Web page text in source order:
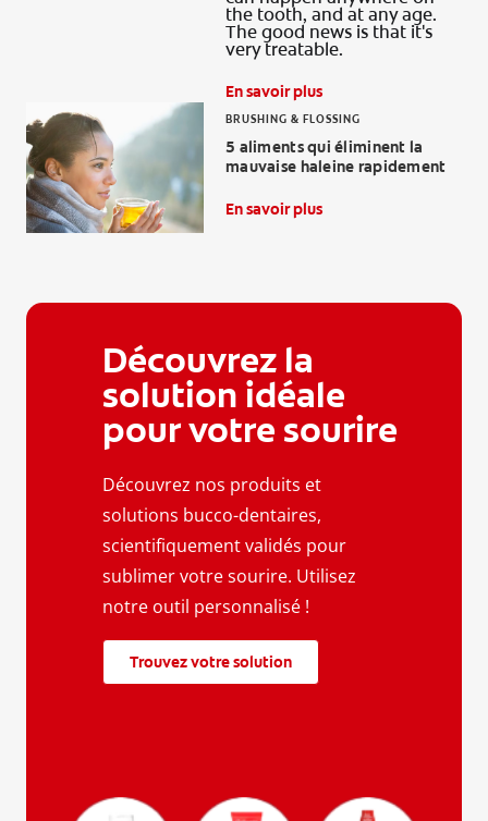
the tooth, and at any age.
The good news is that it's
very treatable.
En savoir plus
BRUSHING & FLOSSING
5 aliments qui éliminent la
mauvaise haleine rapidement
En savoir plus
Découvrez la
solution idéale
pour votre sourire
Découvrez nos produits et
solutions bucco-dentaires,
scientifiquement validés pour
sublimer votre sourire. Utilisez
notre outil personnalisé !
Trouvez votre solution